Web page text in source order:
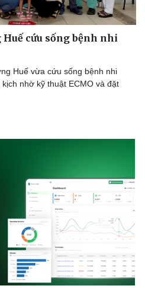
cứu sống bệnh nhi
Huế vừa cứu sống bệnh nhi
nhờ kỹ thuật ECMO và đặt